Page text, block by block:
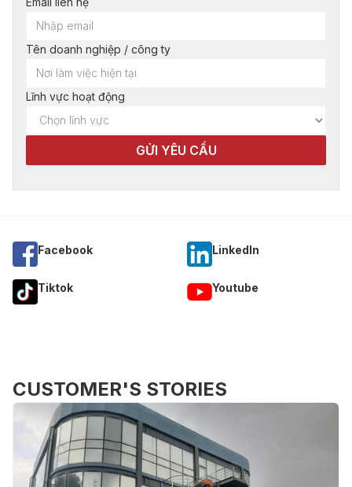
Tên doanh nghiệp / công ty
Lĩnh vực hoạt động
Facebook Linkedln
Tiktok Youtube
CUSTOMER'S STORIES